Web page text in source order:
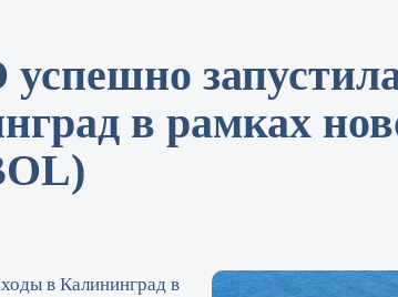
в рамках
в Калининград в